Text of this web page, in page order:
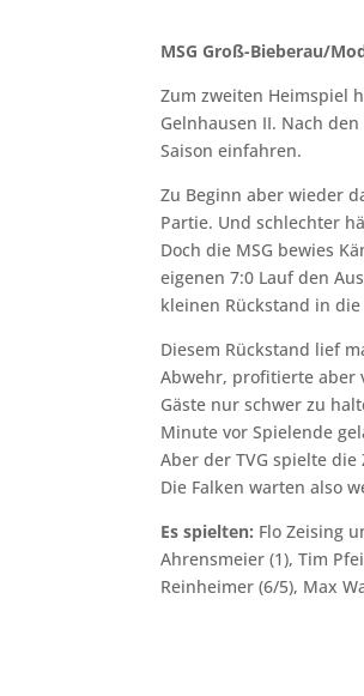
MSG Groß-Bieberau/
Zum zweiten Heimspiel
Gelnhausen II. Nach
Saison einfahren.
Zu Beginn aber wieder
Partie. Und schlechter
Doch die MSG bewies
eigenen 7:0 Lauf den
kleinen Rückstand in
Diesem Rückstand lief
Abwehr, profitierte aber
Gäste nur schwer zu
Minute vor Spielende
Aber der TVG spielte
Die Falken warten also
Es spielten: Flo Zeising
Ahrensmeier (1), Tim
Reinheimer (6/5), Max